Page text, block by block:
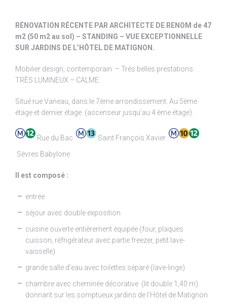
RÉNOVATION RÉCENTE PAR ARCHITECTE DE RENOM de 47
m2 (50 m2 au sol) – STANDING – VUE EXCEPTIONNELLE
SUR JARDINS DE L’HÔTEL DE MATIGNON.
Mobilier design, contemporain – Très belles prestations.
TRÈS LUMINEUX – CALME.
Situé rue Vaneau, dans le 7ème arrondissement. Au 5ème
étage et dernier étage (ascenseur jusqu’au 4 ème étage).
Rue du Bac Saint François Xavier
Sèvres Babylone
Il est composé :
entrée
séjour avec double exposition
cuisine ouverte entièrement équipée (four, plaques
cuisson, réfrigérateur avec partie freezer, petit lave-
vaisselle)
grande salle d’eau avec toilettes séparé (lave-linge)
chambre avec cheminée décorative (lit double 1,40 m)
donnant sur les somptueux jardins de l’Hôtel de Matignon